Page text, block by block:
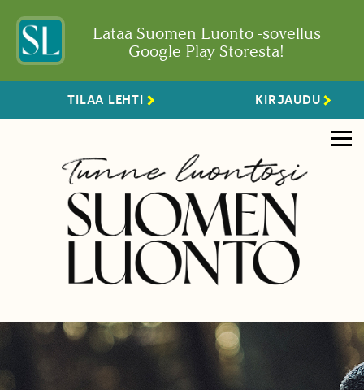
Lataa Suomen Luonto -sovellus
Google Play Storesta!
TILAA LEHTI KIRJAUDU